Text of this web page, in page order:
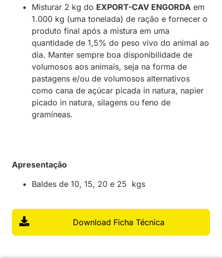
Misturar 2 kg do EXPORT-CAV ENGORDA em
1.000 kg (uma tonelada) de ração e fornecer o
produto final após a mistura em uma
quantidade de 1,5% do peso vivo do animal ao
dia. Manter sempre boa disponibilidade de
volumosos aos animais, seja na forma de
pastagens e/ou de volumosos alternativos
como cana de açúcar picada in natura, napier
picado in natura, silagens ou feno de
gramíneas.
Apresentação
Baldes de 10, 15, 20 e 25 kgs
Download Ficha Técnica